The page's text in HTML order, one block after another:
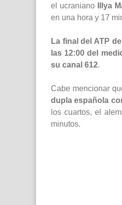
el ucraniano
Illya
en una hora y 17
La final del ATP
las 12:00 del
su canal 612.
Cabe mencionar
dupla española
los cuartos, el
minutos.